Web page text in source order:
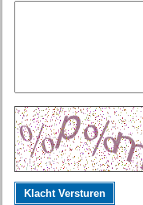
Klacht Versturen